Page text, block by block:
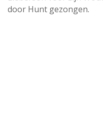
door Hunt gezongen.